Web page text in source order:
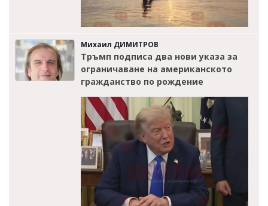
Михаил ДИМИТРОВ
Тръмп подписа два нови указа за
ограничаване на американското
гражданство по рождение